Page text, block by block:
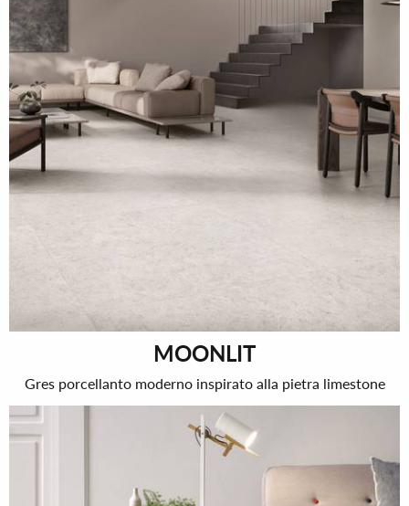
MOONLIT
Gres porcellanto moderno inspirato alla pietra limestone